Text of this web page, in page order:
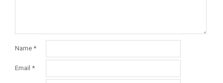
Name *
Email *